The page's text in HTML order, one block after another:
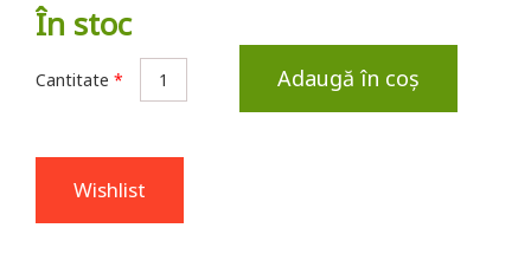
În stoc
Cantitate * Adaugă în coș
Wishlist